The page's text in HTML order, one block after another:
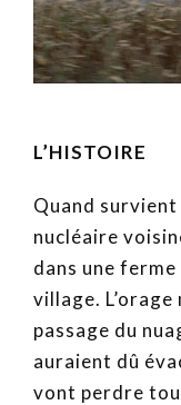
L’HISTOIRE
Quand
nucléaire
dans une ferme
village.
passage du
auraient dû
vont perdre